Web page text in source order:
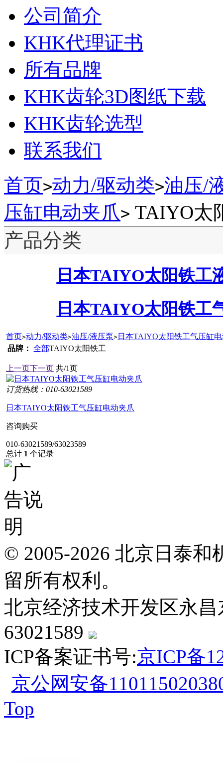
公司简介
KHK代理证书
所有品牌
KHK齿轮3D图纸下载
KHK齿轮选型
联系我们
首页>动力/驱动类>油压/
压缸电动夹爪> TAIYO太
产品分类
日本TAIYO太阳铁工
日本TAIYO太阳铁工
首页>动力/驱动类>油压/液压泵> 日本TAIYO太阳铁工气压缸
品牌： 全部TAIYO太阳铁工
上一页下一页 共/1页
订货热线：010-63021589
日本TAIYO太阳铁工气压缸电动夹爪
咨询购买
010-63021589/63023589
总计 1 个记录
© 2005-2026 北京日泰
留所有权利。
北京经济技术开发区永
63021589
ICP备案证书号:京ICP备
京公网安备
Top